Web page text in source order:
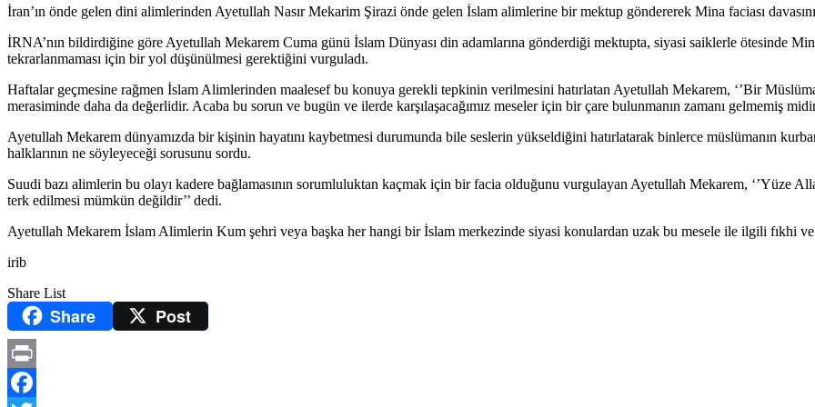
İran’ın önde gelen dini alimlerinden Ayetullah Nasır Mekarim Şirazi önde gelen İslam alimlerine bir mektup göndererek Mina faciası
İRNA’nın bildirdiğine göre Ayetullah Mekarem Cuma günü İslam Dünyası din adamlarına gönderdiği mektupta, siyasi saiklerle ötesinde
tekrarlanmaması için bir yol düşünülmesi gerektiğini vurguladı.
Haftalar geçmesine rağmen İslam Alimlerinden maalesef bu konuya gerekli tepkinin verilmesini hatırlatan Ayetullah Mekarem, ‘’Bir
merasiminde daha da değerlidir. Acaba bu sorun ve bugün ve ilerde karşılaşacağımız meseler için bir çare bulunmanın zamanı gelmemiş
Ayetullah Mekarem dünyamızda bir kişinin hayatını kaybetmesi durumunda bile seslerin yükseldiğini hatırlatarak binlerce müslümanın
halklarının ne söyleyeceği sorusunu sordu.
Suudi bazı alimlerin bu olayı kadere bağlamasının sorumluluktan kaçmak için bir facia olduğunu vurgulayan Ayetullah Mekarem, ‘’Yüze
terk edilmesi mümkün değildir’’ dedi.
Ayetullah Mekarem İslam Alimlerin Kum şehri veya başka her hangi bir İslam merkezinde siyasi konulardan uzak bu mesele ile ilgili fıkhi
irib
Share List
Share Post
Print